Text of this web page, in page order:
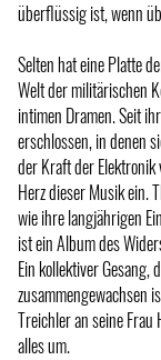
überflüssig ist, wenn
Selten hat eine Platte
Welt der militärischen
intimen Dramen. Seit
erschlossen, in denen
der Kraft der
Herz dieser Musik ein.
wie ihre langjährigen
ist ein Album des
Ein kollektiver Gesang,
zusammengewachsen
Treichler an seine
alles um.